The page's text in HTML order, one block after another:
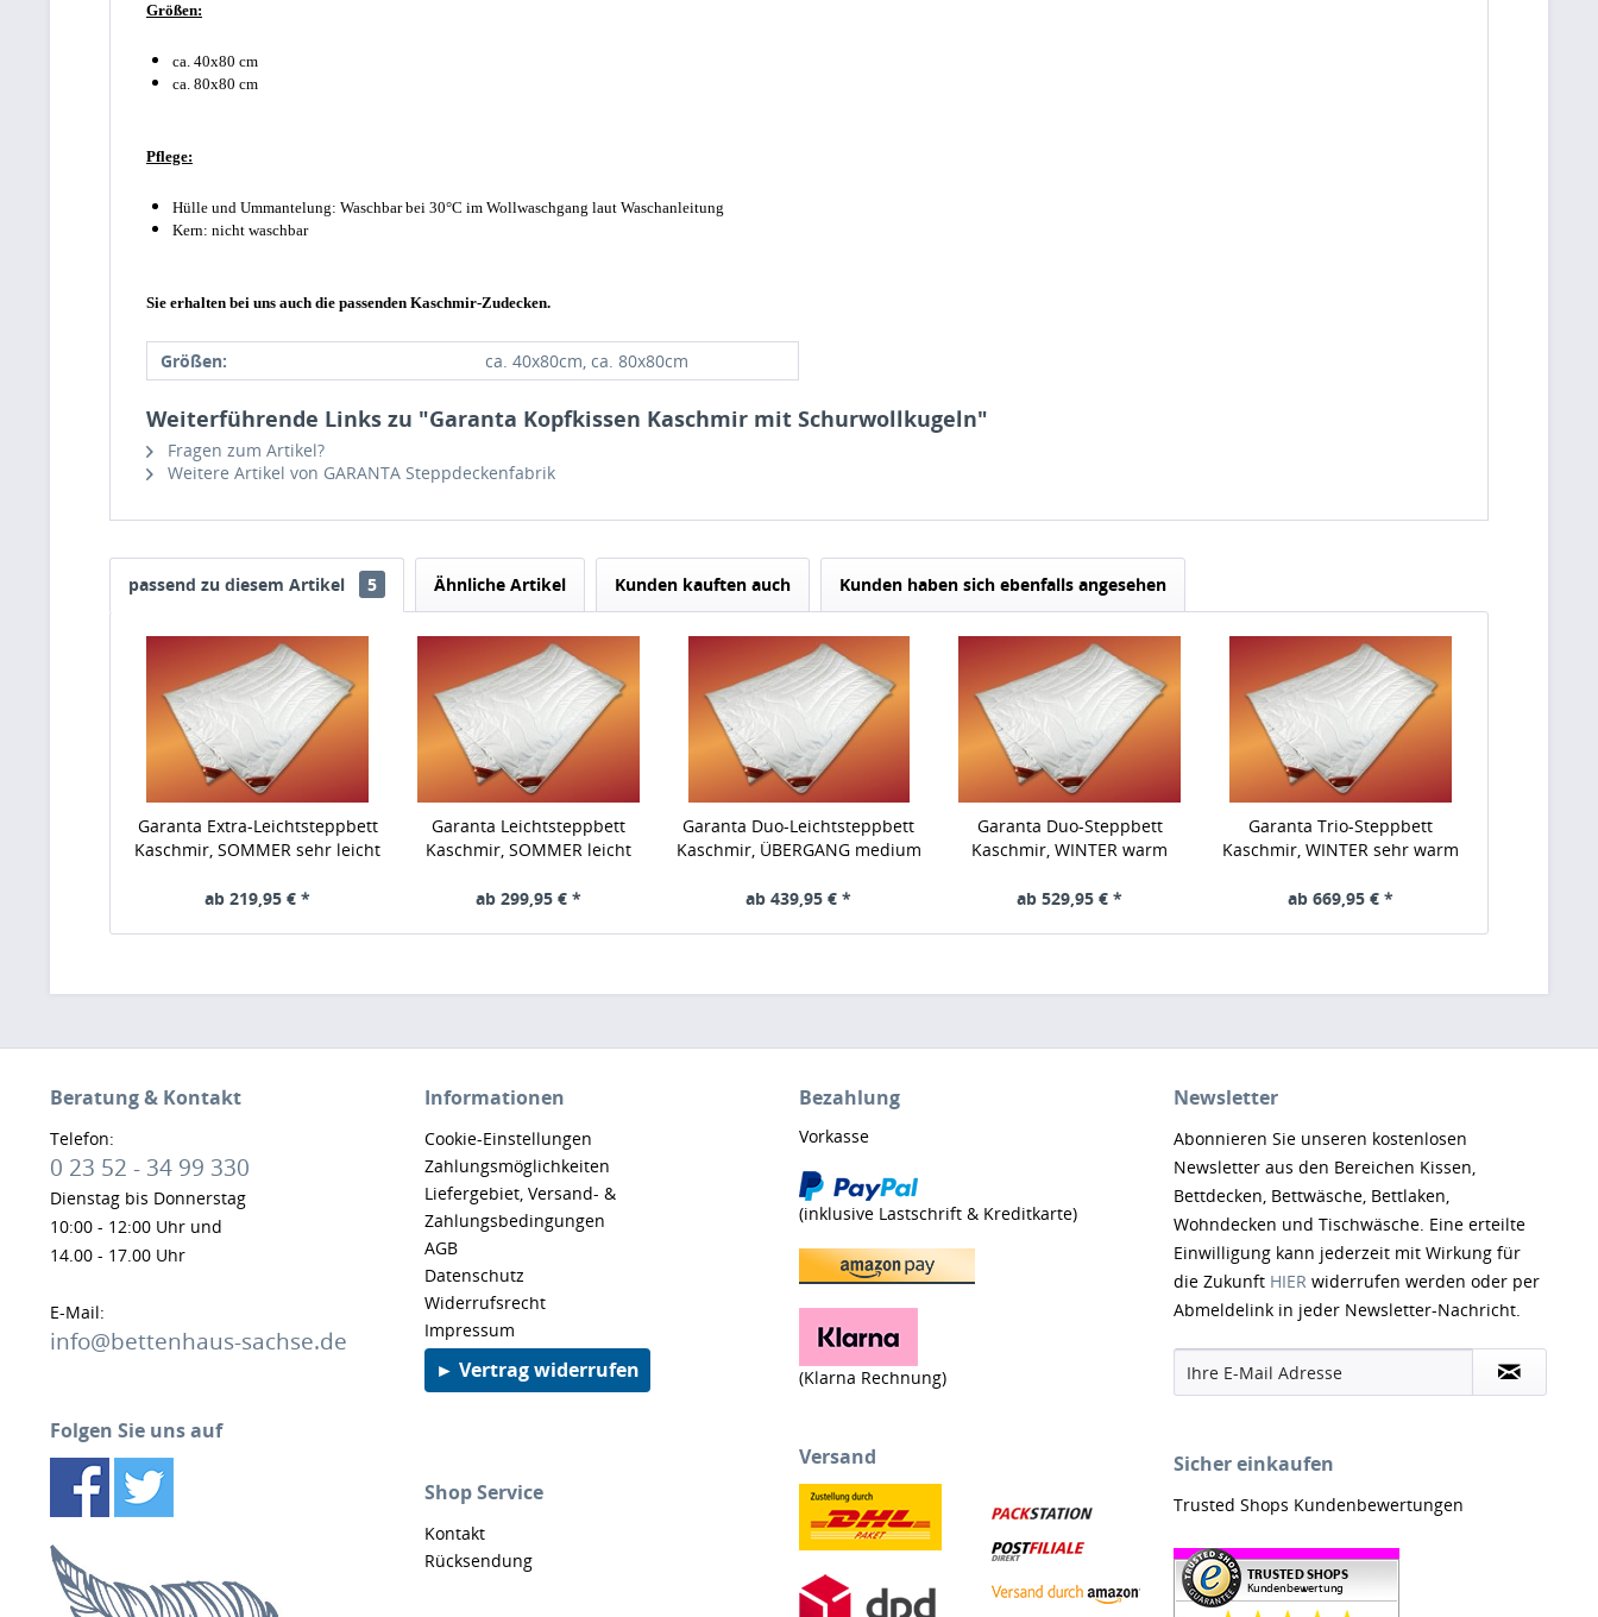
Größen:
ca. 40x80 cm
ca. 80x80 cm
Pflege:
Hülle und Ummantelung: Waschbar bei 30°C im Wollwaschgang laut Waschanleitung
Kern: nicht waschbar
Sie erhalten bei uns auch die passenden Kaschmir-Zudecken.
Größen: ca. 40x80cm, ca. 80x80cm
Weiterführende Links zu "Garanta Kopfkissen Kaschmir mit Schurwollkugeln"
Fragen zum Artikel?
Weitere Artikel von GARANTA Steppdeckenfabrik
passend zu diesem Artikel 5 Ähnliche Artikel Kunden kauften auch Kunden haben sich ebenfalls angesehen
Garanta Extra-Leichtsteppbett
Kaschmir, SOMMER sehr leicht
ab 219,95 € *
Garanta Leichtsteppbett
Kaschmir, SOMMER leicht
ab 299,95 € *
Garanta Duo-Leichtsteppbett
Kaschmir, ÜBERGANG medium
ab 439,95 € *
Garanta Duo-Steppbett
Kaschmir, WINTER warm
ab 529,95 € *
Garanta Trio-Steppbett
Kaschmir, WINTER sehr warm
ab 669,95 € *
Beratung & Kontakt
Telefon:
0 23 52 - 34 99 330
Dienstag bis Donnerstag
10:00 - 12:00 Uhr und
14.00 - 17.00 Uhr
E-Mail:
info@bettenhaus-sachse.de
Folgen Sie uns auf
Informationen
Cookie-Einstellungen
Zahlungsmöglichkeiten
Liefergebiet, Versand- &
Zahlungsbedingungen
AGB
Datenschutz
Widerrufsrecht
Impressum
► Vertrag widerrufen
Shop Service
Kontakt
Rücksendung
Bezahlung
Vorkasse
(inklusive Lastschrift & Kreditkarte)
(Klarna Rechnung)
Versand
Newsletter
Abonnieren Sie unseren kostenlosen
Newsletter aus den Bereichen Kissen,
Bettdecken, Bettwäsche, Bettlaken,
Wohndecken und Tischwäsche. Eine erteilte
Einwilligung kann jederzeit mit Wirkung für
die Zukunft HIER widerrufen werden oder per
Abmeldelink in jeder Newsletter-Nachricht.
Sicher einkaufen
Trusted Shops Kundenbewertungen